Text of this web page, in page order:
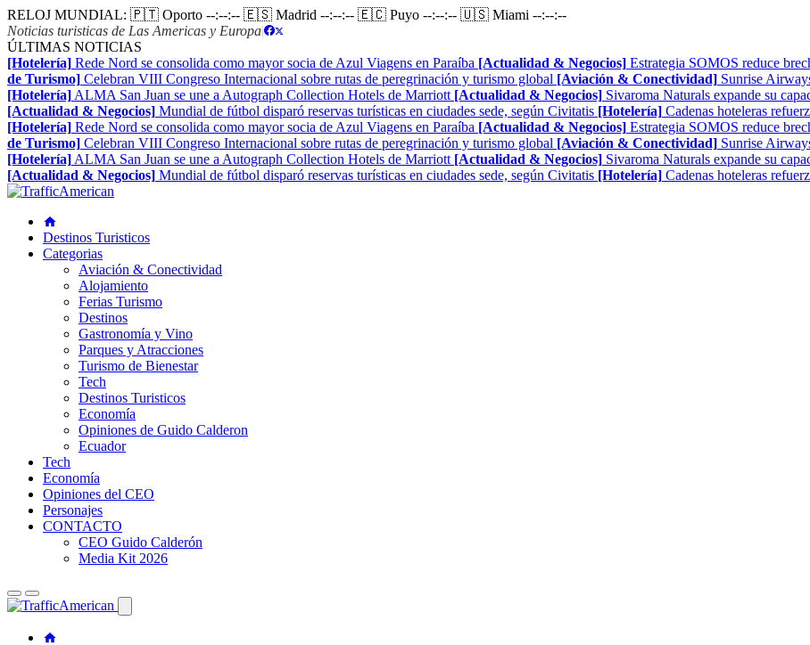
RELOJ MUNDIAL: 🇵🇹 Oporto --:--:-- 🇪🇸 Madrid --:--:-- 🇪🇨 Puyo --:--:-- 🇺🇸 Miami --:--:--
Noticias turisticas de Las Americas y Europa|
ÚLTIMAS NOTICIAS
[Hotelería] Rede Nord se consolida como mayor socia de Azul Viagens en Paraíba [Actualidad & Negocios] Estrategia SOMOS reduce
de Turismo] Celebran VIII Congreso Internacional sobre rutas de peregrinación y turismo global [Aviación & Conectividad] Sunrise
[Hotelería] ALMA San Juan se une a Autograph Collection Hotels de Marriott [Actualidad & Negocios] Sivaroma Naturals expande su
[Actualidad & Negocios] Mundial de fútbol disparó reservas turísticas en ciudades sede, según Civitatis [Hotelería] Cadenas hoteleras
[Hotelería] Rede Nord se consolida como mayor socia de Azul Viagens en Paraíba [Actualidad & Negocios] Estrategia SOMOS reduce
de Turismo] Celebran VIII Congreso Internacional sobre rutas de peregrinación y turismo global [Aviación & Conectividad] Sunrise
[Hotelería] ALMA San Juan se une a Autograph Collection Hotels de Marriott [Actualidad & Negocios] Sivaroma Naturals expande su
[Actualidad & Negocios] Mundial de fútbol disparó reservas turísticas en ciudades sede, según Civitatis [Hotelería] Cadenas hoteleras
Destinos Turisticos
Categorias
Aviación & Conectividad
Alojamiento
Ferias Turismo
Destinos
Gastronomía y Vino
Parques y Atracciones
Turismo de Bienestar
Tech
Destinos Turisticos
Economía
Opiniones de Guido Calderon
Ecuador
Tech
Economía
Opiniones del CEO
Personajes
CONTACTO
CEO Guido Calderón
Media Kit 2026